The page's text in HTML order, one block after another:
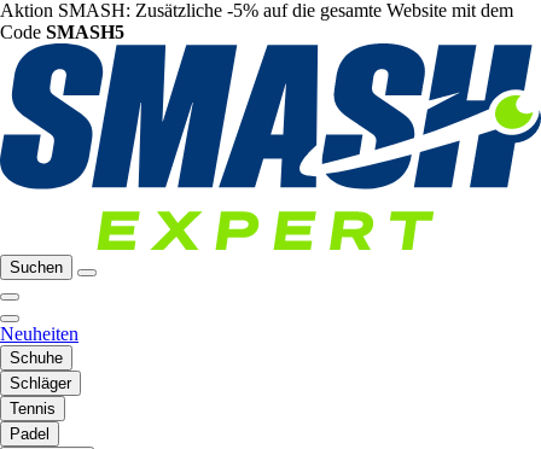
Aktion SMASH: Zusätzliche -5% auf die gesamte Website mit dem
Code SMASH5
Suchen
Neuheiten
Schuhe
Schläger
Tennis
Padel